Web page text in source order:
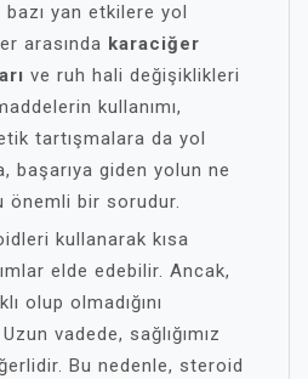
yan etkilere yol
arasında karaciğer
ve ruh hali değişiklikleri
kullanımı,
tartışmalara da yol
başarıya giden yolun ne
önemli bir sorudur.
kullanarak kısa
elde edebilir. Ancak,
olup olmadığını
vadede, sağlığımız
Bu nedenle, steroid